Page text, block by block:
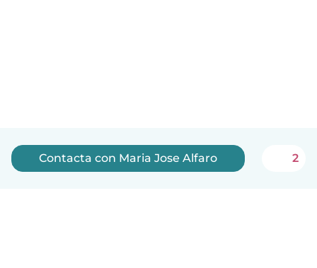
Contacta con Maria Jose Alfaro 2